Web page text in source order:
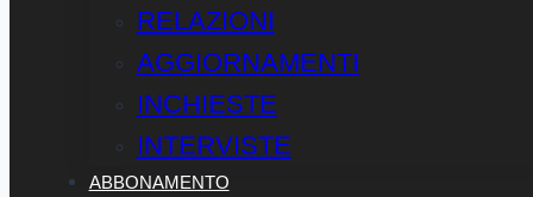
RELAZIONI
AGGIORNAMENTI
INCHIESTE
INTERVISTE
ABBONAMENTO